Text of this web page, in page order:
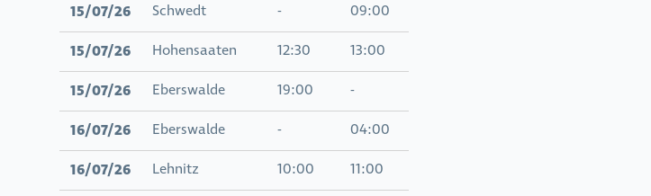
15/07/26 Schwedt - 09:00
15/07/26 Hohensaaten 12:30 13:00
15/07/26 Eberswalde 19:00 -
16/07/26 Eberswalde - 04:00
16/07/26 Lehnitz 10:00 11:00